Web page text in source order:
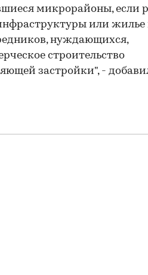
микрорайоны, если
или жилье
нуждающихся,
строительство
застройки", -